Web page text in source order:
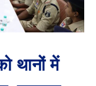
थानों में